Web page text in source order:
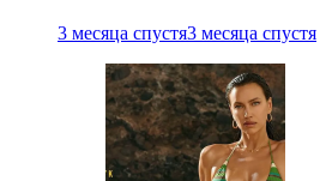
3 месяца спустя3 месяца спустя